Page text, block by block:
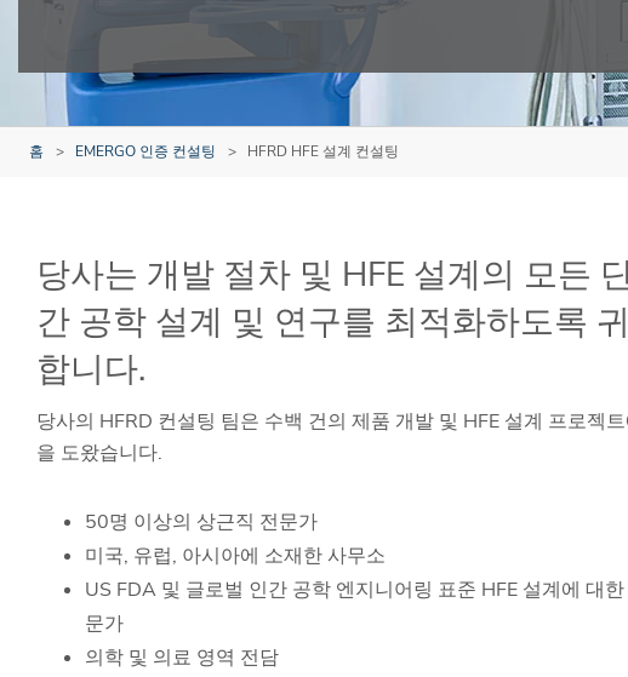
홈 EMERGO 인증 컨설팅 HFRD HFE 설계 컨설팅
당사는 개발 절차 및 HFE 설계의 모든
간 공학 설계 및 연구를 최적화하도록
합니다.
당사의 HFRD 컨설팅 팀은 수백 건의 제품 개발 및 HFE 설계 프로젝
을 도왔습니다.
50명 이상의 상근직 전문가
미국, 유럽, 아시아에 소재한 사무소
US FDA 및 글로벌 인간 공학 엔지니어링 표준 HFE 설계에 대
문가
의학 및 의료 영역 전담